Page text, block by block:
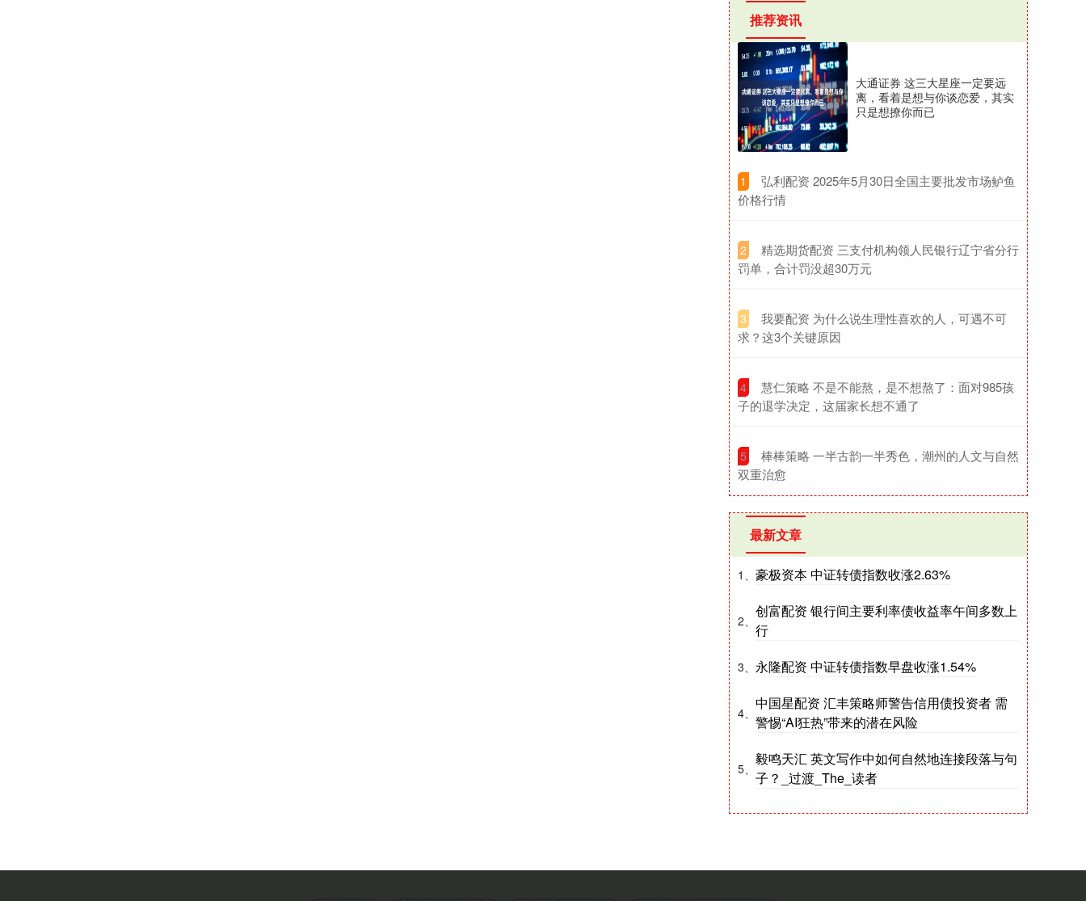
推荐资讯
大通证券 这三大星座一定要远
离，看着是想与你谈恋爱，其实
只是想撩你而已
1
​弘利配资 2025年5月30日全国主要批发市场鲈鱼
价格行情
2
​精选期货配资 三支付机构领人民银行辽宁省分行
罚单，合计罚没超30万元
3
​我要配资 为什么说生理性喜欢的人，可遇不可
求？这3个关键原因
4
​慧仁策略 不是不能熬，是不想熬了：面对985孩
子的退学决定，这届家长想不通了
5
​棒棒策略 一半古韵一半秀色，潮州的人文与自然
双重治愈
最新文章
1、 豪极资本 中证转债指数收涨2.63%
2、
创富配资 银行间主要利率债收益率午间多数上
行
3、 永隆配资 中证转债指数早盘收涨1.54%
4、
中国星配资 汇丰策略师警告信用债投资者 需
警惕“AI狂热”带来的潜在风险
5、
毅鸣天汇 英文写作中如何自然地连接段落与句
子？_过渡_The_读者